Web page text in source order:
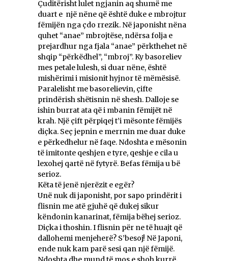
Çuditërisht lulet ngjanin aq shumë me
duart e një nëne që është duke e mbrojtur
fëmijën nga çdo rrezik. Në japonisht nëna
quhet “anae” mbrojtëse, ndërsa folja e
prejardhur nga fjala “anae” përkthehet në
shqip “përkëdhel”, “mbroj”. Ky basoreliev
mes petale lulesh, si duar nëne, është
mishërimi i misionit hyjnor të mëmësisë.
Paralelisht me basorelievin, çifte
prindërish shëtisnin në shesh. Dalloje se
ishin burrat ata që i mbanin fëmijët në
krah. Një çift përpiqej t’i mësonte fëmijës
diçka. Seç jepnin e merrnin me duar duke
e përkedhelur në faqe. Ndoshta e mësonin
të imitonte qeshjen e tyre, qeshje e cila u
lexohej qartë në fytyrë. Befas fëmija u bë
serioz.
Këta të jenë njerëzit e egër?
Unë nuk di japonisht, por sapo prindërit i
flisnin me atë gjuhë që dukej sikur
këndonin kanarinat, fëmija bëhej serioz.
Diçka i thoshin. I flisnin për ne të huajt që
dallohemi menjeherë? S’besoj! Në Japoni,
ende nuk kam parë sesi qan një fëmijë.